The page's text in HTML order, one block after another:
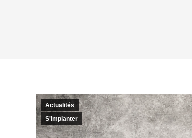
Actualités
S'implanter